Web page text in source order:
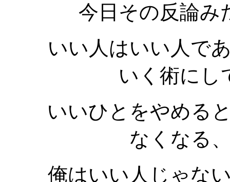
今日その反論み
いい人はいい人で
いく術にし
いいひとをやめる
なくなる
俺はいい人じゃな